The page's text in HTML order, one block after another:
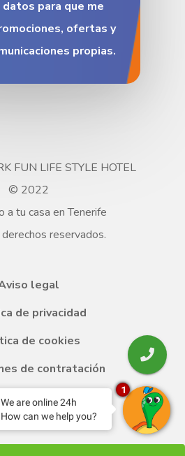
datos para que me
ofertas y
propias.
FUN LIFE STYLE HOTEL
© 2022
a tu casa en Tenerife
reservados.
legal
de privacidad
de cookies
de contratación
de denuncia
We are online 24h
How can we help you?
1